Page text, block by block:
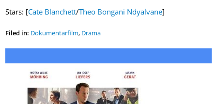
Stars: [Cate Blanchett/Theo Bongani Ndyalvane]
Filed in: Dokumentarfilm, Drama